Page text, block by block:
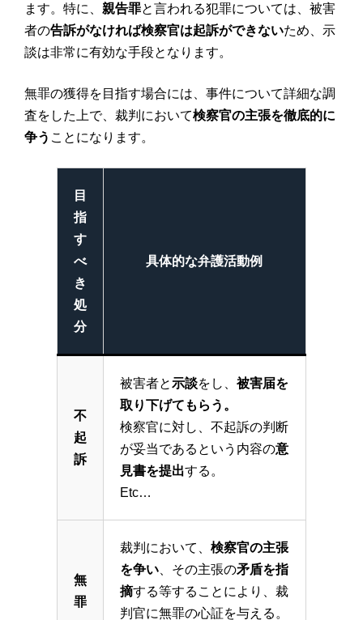
ます。特に、 親告罪と言われる犯罪については、被害
者の告訴がなければ検察官は起訴ができないため、示
談は非常に有効な手段となります。
無罪の獲得を目指す場合には、事件について詳細な調
査をした上で、裁判において検察官の主張を徹底的に
争う ことになります。
目
指
す
べ
き
処
分
具体的な弁護活動例
不
起
訴
被害者と示談をし、 被害届を
取り下げてもらう。
検察官に対し、不起訴の判断
が妥当であるという内容の意
見書を提出する。
Etc…
無
罪
裁判において、 検察官の主張
を争い、その主張の矛盾を指
摘する等することにより、裁
判官に無罪の心証を与える。